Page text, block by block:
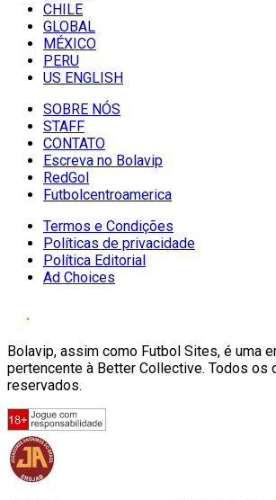
CHILE
GLOBAL
MÉXICO
PERU
US ENGLISH
SOBRE NÓS
STAFF
CONTATO
Escreva no Bolavip
RedGol
Futbolcentroamerica
Termos e Condições
Políticas de privacidade
Política Editorial
Ad Choices
Bolavip, assim como Futbol Sites, é uma
pertencente à Better Collective. Todos os
reservados.